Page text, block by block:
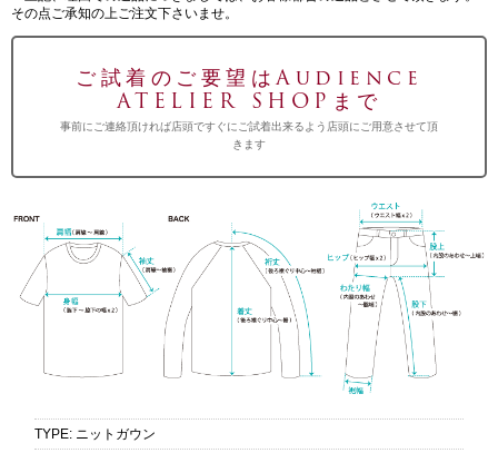
その点ご承知の上ご注文下さいませ。
ご試着のご要望はAudience
ATELIER SHOPまで
事前にご連絡頂ければ店頭ですぐにご試着出来るよう店頭にご用意させて頂
きます
TYPE: ニットガウン